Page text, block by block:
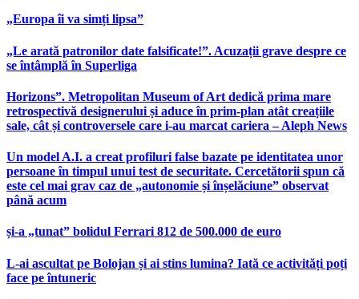
„Europa îi va simți lipsa”
„Le arată patronilor date falsificate!”. Acuzații grave despre ce
se întâmplă în Superliga
Horizons”. Metropolitan Museum of Art dedică prima mare
retrospectivă designerului și aduce în prim-plan atât creațiile
sale, cât și controversele care i-au marcat cariera – Aleph News
Un model A.I. a creat profiluri false bazate pe identitatea unor
persoane în timpul unui test de securitate. Cercetătorii spun că
este cel mai grav caz de „autonomie și înșelăciune” observat
până acum
și-a „tunat” bolidul Ferrari 812 de 500.000 de euro
L-ai ascultat pe Bolojan și ai stins lumina? Iată ce activități poți
face pe întuneric